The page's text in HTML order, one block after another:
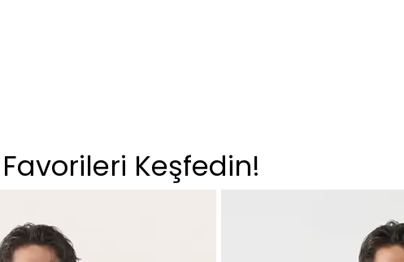
Keşfedin!